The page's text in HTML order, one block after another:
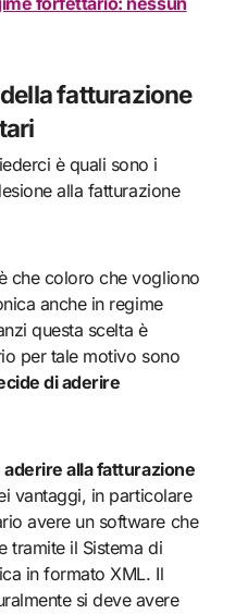
fatturazione
è quali sono i
alla fatturazione
che coloro che vogliono
anche in regime
questa scelta è
per tale motivo sono
di aderire
aderire alla fatturazione
vantaggi, in particolare
avere un software che
tramite il Sistema di
in formato XML. Il
si deve avere